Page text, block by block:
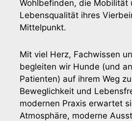
Wohlbefinden, die Mobilität
Lebensqualität ihres
Mittelpunkt.
Mit viel Herz, Fachwissen
begleiten wir Hunde (und
Patienten) auf ihrem Weg
Beweglichkeit und
modernen Praxis erwartet
Atmosphäre, moderne